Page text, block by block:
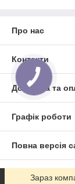
Про нас
Контакти
Доставка та
Графік роботи
Повна версія
СайтЗараз